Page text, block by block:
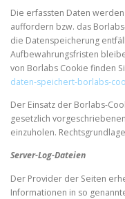
Die erfassten Daten
auffordern bzw. das
die Datenspeicherung
Aufbewahrungsfristen
von Borlabs Cookie finden
daten-speichert-borlabs-
Der Einsatz der Borlabs-
gesetzlich
einzuholen.
Server-Log-Dateien
Der Provider der Seiten
Informationen in so